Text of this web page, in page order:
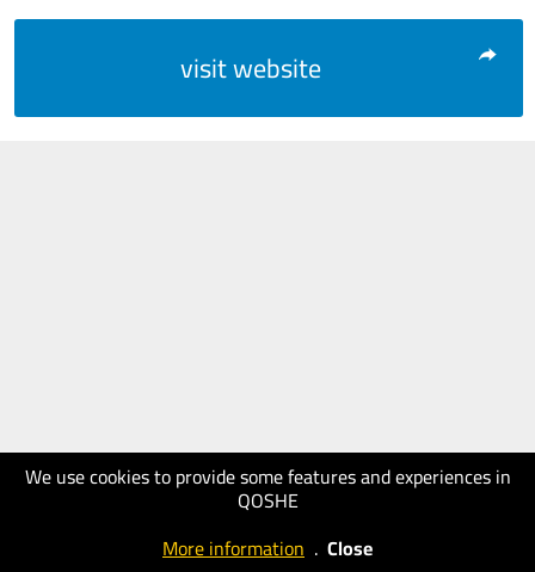
We use cookies to provide some features and experiences in
QOSHE
More information . Close
visit website